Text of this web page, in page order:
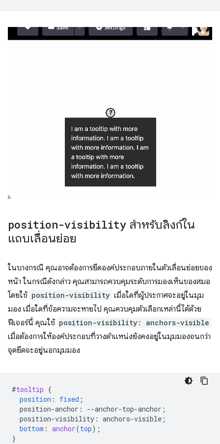
position-visibility สำหรับลิงก์ใน
แถบเลื่อนย่อย
ในบางกรณี คุณอาจต้องการยึดองค์ประกอบภายในตัวเลื่อนย่อยของ
หน้า ในกรณีดังกล่าว คุณสามารถควบคุมระดับการมองเห็นของสมอ
โดยใช้ position-visibility เมื่อใดที่ผู้ประกาศจะอยู่ในมุม
มอง เมื่อใดที่ข้อความจะหายไป คุณควบคุมตัวเลือกเหล่านี้ได้ด้วย
ฟีเจอร์นี้ คุณใช้ position-visibility: anchors-visible
เมื่อต้องการให้องค์ประกอบที่วางตำแหน่งยังคงอยู่ในมุมมองจนกว่า
จุดยึดจะอยู่นอกมุมมอง
#tooltip {
position : fixed ;
position-anchor : --anchor-top-anchor ;
position-visibility : anchors-visible ;
bottom : anchor(top);
}